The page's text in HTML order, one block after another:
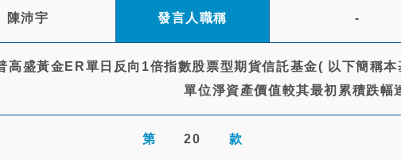
陳沛宇 發言人職稱 -
高盛黃金ER單日反向1倍指數股票型期貨信託基金( 以下簡稱
單位淨資產價值較其最初累積跌幅
第 20 款